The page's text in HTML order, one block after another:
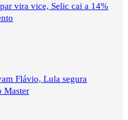
vira vice, Selic cai a 14%
Flávio, Lula segura
Master